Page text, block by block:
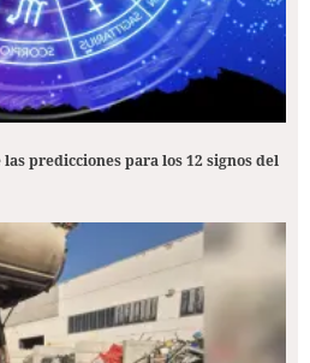
predicciones para los 12 signos del